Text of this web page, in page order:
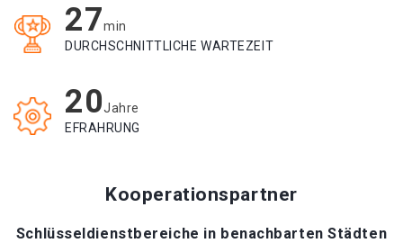
27min
DURCHSCHNITTLICHE WARTEZEIT
20Jahre
EFRAHRUNG
Kooperationspartner
Schlüsseldienstbereiche in benachbarten Städten